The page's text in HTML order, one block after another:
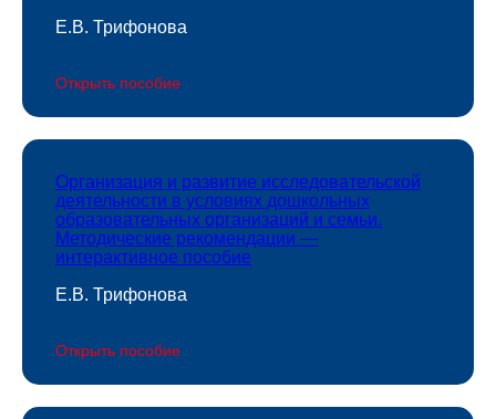
Е.В. Трифонова
Открыть пособие
Организация и развитие исследовательской
деятельности в условиях дошкольных
образовательных организаций и семьи.
Методические рекомендации —
интерактивное пособие
Е.В. Трифонова
Открыть пособие